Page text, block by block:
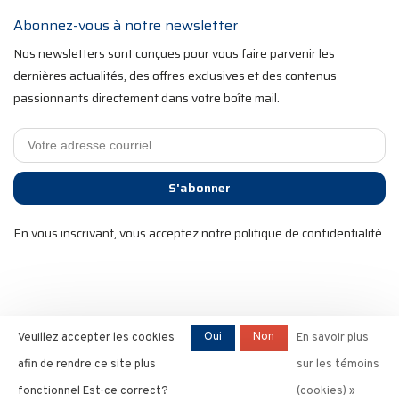
Abonnez-vous à notre newsletter
Nos newsletters sont conçues pour vous faire parvenir les
dernières actualités, des offres exclusives et des contenus
passionnants directement dans votre boîte mail.
S'abonner
En vous inscrivant, vous acceptez notre politique de confidentialité.
2025 RST Velo Sports. Tous droits réservés. Commerce
électronique optimisé par
l'agence Ezshop ecommerce.
Veuillez accepter les cookies
afin de rendre ce site plus
fonctionnel Est-ce correct?
Oui Non
En savoir plus
sur les témoins
(cookies) »